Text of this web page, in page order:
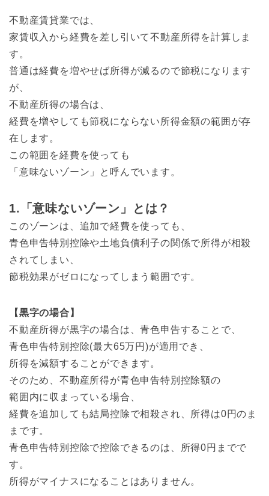
不動産賃貸業では、
家賃収入から経費を差し引いて不動産所得を計算しま
す。
普通は経費を増やせば所得が減るので節税になります
が、
不動産所得の場合は、
経費を増やしても節税にならない所得金額の範囲が存
在します。
この範囲を経費を使っても
「意味ないゾーン」と呼んでいます。
1.「意味ないゾーン」とは？
このゾーンは、追加で経費を使っても、
青色申告特別控除や土地負債利子の関係で所得が相殺
されてしまい、
節税効果がゼロになってしまう範囲です。
【黒字の場合】
不動産所得が黒字の場合は、青色申告することで、
青色申告特別控除(最大65万円)が適用でき、
所得を減額することができます。
そのため、不動産所得が青色申告特別控除額の
範囲内に収まっている場合、
経費を追加しても結局控除で相殺され、所得は0円のま
まです。
青色申告特別控除で控除できるのは、所得0円までで
す。
所得がマイナスになることはありません。